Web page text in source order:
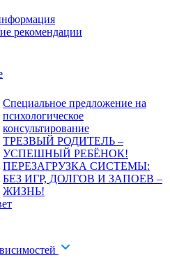
рекомендации
Специальное предложение на
психологическое
консультирование
ТРЕЗВЫЙ РОДИТЕЛЬ –
УСПЕШНЫЙ РЕБЁНОК!
ПЕРЕЗАГРУЗКА СИСТЕМЫ:
БЕЗ ИГР, ДОЛГОВ И ЗАПОЕВ –
ЖИЗНЬ!